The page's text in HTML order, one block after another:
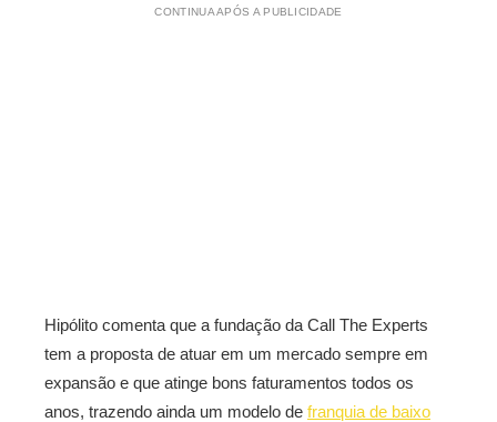
CONTINUA APÓS A PUBLICIDADE
Hipólito comenta que a fundação da Call The Experts
tem a proposta de atuar em um mercado sempre em
expansão e que atinge bons faturamentos todos os
anos, trazendo ainda um modelo de franquia de baixo